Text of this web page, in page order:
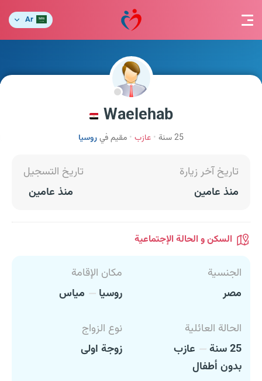
Ar
Waelehab
25 سنة عازب مقيم فيروسيا
تاريخ آخر زيارة
منذ عامين
تاريخ التسجيل
منذ عامين
السكن و الحالة الإجتماعية
الجنسية
مصر
مكان الإقامة
روسيا
مياس
الحالة العائلية
25 سنة
عازب
بدون أطفال
نوع الزواج
زوجة اولى